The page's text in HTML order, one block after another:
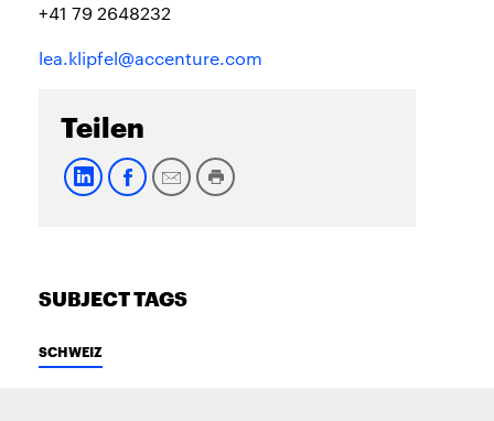
+41 79 2648232
lea.klipfel@accenture.com
Teilen
SUBJECT TAGS
SCHWEIZ